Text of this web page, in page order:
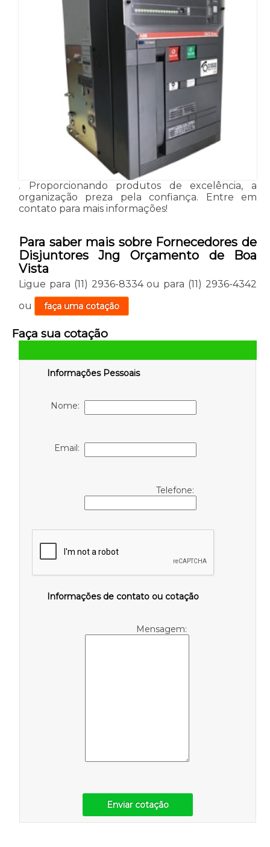
. Proporcionando produtos de excelência, a
organização preza pela confiança. Entre em
contato para mais informações!
Para saber mais sobre Fornecedores de
Disjuntores Jng Orçamento de Boa
Vista
Ligue para (11) 2936-8334ou para (11) 2936-4342
ou
faça uma cotação
Faça sua cotação
Informações Pessoais
Nome:
Email:
Telefone:
Informações de contato ou cotação
Mensagem:
Enviar cotação